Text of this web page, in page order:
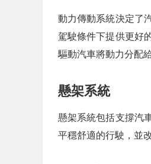
動力傳動系統決定了
駕駛條件下提供更好
驅動汽車將動力分配
懸架系統
懸架系統包括支撐汽
平穩舒適的行駛，並